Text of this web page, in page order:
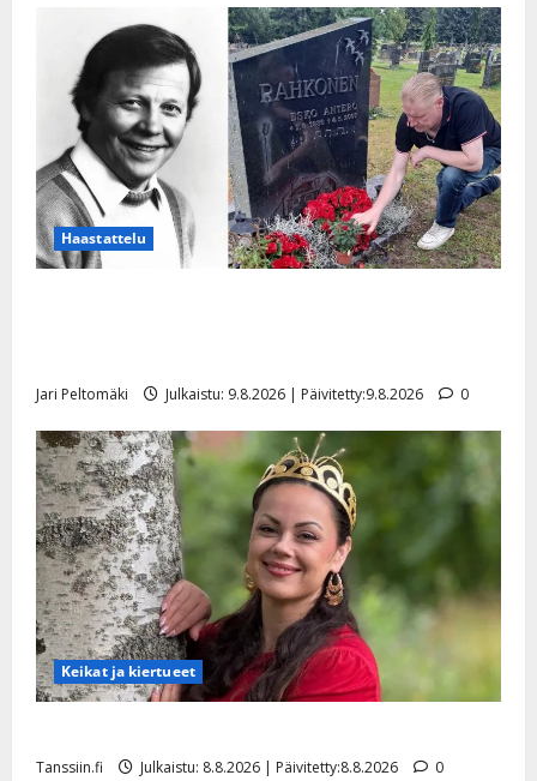
Haastattelu
Jari Peltomäki Julkaistu: 9.8.2026 | Päivitetty:9.8.2026 0
Keikat ja kiertueet
Tanssiin.fi Julkaistu: 8.8.2026 | Päivitetty:8.8.2026 0